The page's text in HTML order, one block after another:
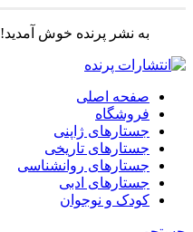
به نشر پرنده خوش آمدید!
صفحه اصلی
فروشگاه
جستارهای ژاپنی
جستارهای تاریخی
جستارهای روانشناسی
جستارهای ادبی
کودک و نوجوان